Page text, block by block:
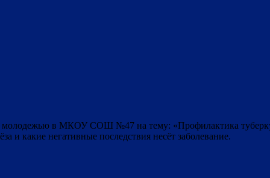
молодежью в МКОУ СОШ №47 на тему: «Профилактика
и какие негативные последствия несёт заболевание.